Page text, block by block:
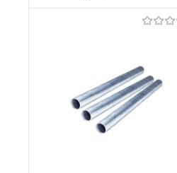
Купить в 1 клик
Сравнение
В избранное